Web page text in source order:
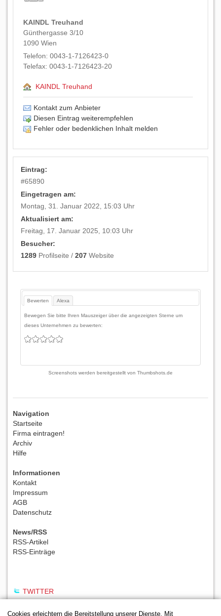
Cookies erleichtern die Bereitstellung unserer Dienste. Mit
KAINDL Treuhand
Günthergasse 3/10
1090 Wien
Telefon: 0043-1-7126423-0
Telefax: 0043-1-7126423-20
KAINDL Treuhand
Kontakt zum Anbieter
Diesen Eintrag weiterempfehlen
Fehler oder bedenklichen Inhalt melden
Eintrag:
#65890
Eingetragen am:
Montag, 31. Januar 2022, 15:03 Uhr
Aktualisiert am:
Freitag, 17. Januar 2025, 10:03 Uhr
Besucher:
1289 Profilseite /207 Website
Bewerten Alexa
Bewegen Sie bitte Ihren Mauszeiger über die angezeigten Sterne um
dieses Unternehmen zu bewerten:
Screenshots werden bereitgestellt von Thumbshots.de
Navigation
Startseite
Firma eintragen!
Archiv
Hilfe
Informationen
Kontakt
Impressum
AGB
Datenschutz
News/RSS
RSS-Artikel
RSS-Einträge
TWITTER